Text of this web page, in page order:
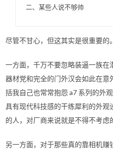
二、某些人说不够帅
尽管不甘心，但这其实是很重要的。
一方面，千万不要忽略装逼一族
器材党和完全的门外汉会如此在
括我自己也常常抱怨 a7 系列的外
具有现代科技感的干练犀利的外
的人，对厂商来说就是不得不考虑
另一方面，对于那些真的靠相机